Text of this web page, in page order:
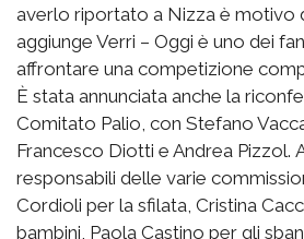
averlo riportato a Nizza è motivo
aggiunge Verri – Oggi è uno dei
affrontare una competizione
È stata annunciata anche la
Comitato Palio, con Stefano
Francesco Diotti e Andrea Pizzol.
responsabili delle varie
Cordioli per la sfilata, Cristina
bambini, Paola Castino per gli